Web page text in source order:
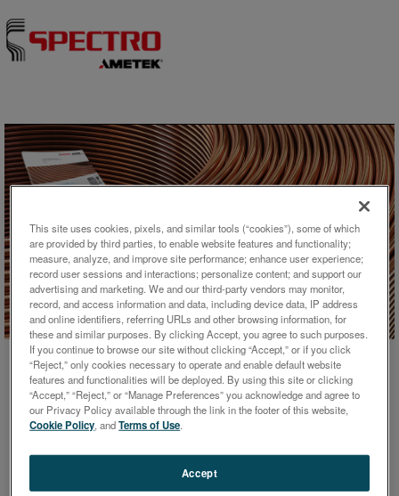
アプリケーション概要
SPECTROLAB-Sによる高純度
銅の分析
SPECTROLAB Sは、先進の半導体検出器技術と時
分割測定機能（CMOS+T）を組み合わせた次世代
により、分析性能が向上し、TRS（時間分解分光
法）とSSE（シングルスパーク評価）が可能にな
This site uses cookies, pixels, and similar tools (“cookies”), some of which
are provided by third parties, to enable website features and functionality;
measure, analyze, and improve site performance; enhance user experience;
record user sessions and interactions; personalize content; and support our
advertising and marketing. We and our third-party vendors may monitor,
record, and access information and data, including device data, IP address
and online identifiers, referring URLs and other browsing information, for
these and similar purposes. By clicking Accept, you agree to such purposes.
If you continue to browse our site without clicking “Accept,” or if you click
“Reject,” only cookies necessary to operate and enable default website
features and functionalities will be deployed. By using this site or clicking
“Accept,” “Reject,” or “Manage Preferences” you acknowledge and agree to
our Privacy Policy available through the link in the footer of this website,
Cookie Policy, andTerms of Use.
Accept